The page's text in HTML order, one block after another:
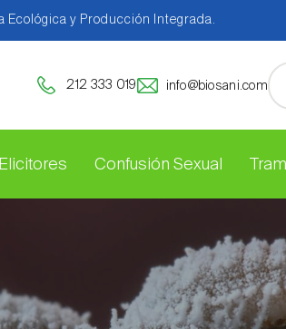
Ecológica y Producción Integrada.
212 333 019 info@biosani.com
Confusión Sexual